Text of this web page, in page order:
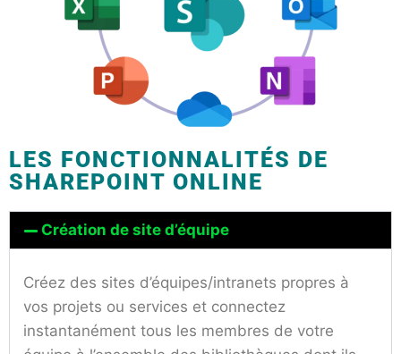
LES FONCTIONNALITÉS DE
SHAREPOINT ONLINE
Création de site d’équipe
Créez des sites d’équipes/intranets propres à
vos projets ou services et connectez
instantanément tous les membres de votre